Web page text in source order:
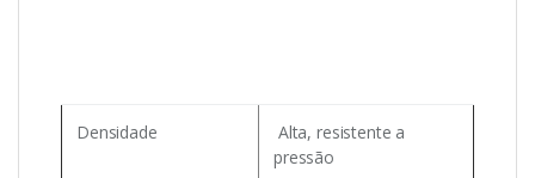
Densidade
Alta, resistente a
pressão